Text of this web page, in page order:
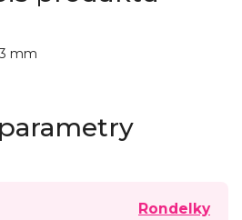
mm
Rondelky